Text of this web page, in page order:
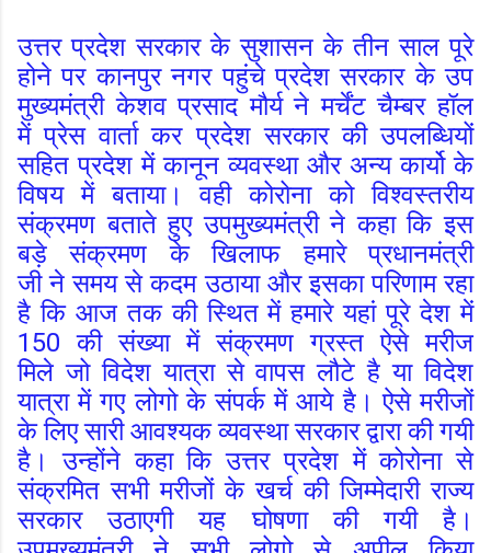
उत्तर प्रदेश सरकार के सुशासन के तीन साल पूरे
होने पर कानपुर नगर पहुंचे प्रदेश सरकार के उप
मुख्यमंत्री केशव प्रसाद मौर्य ने मर्चेंट चैम्बर हॉल
में प्रेस वार्ता कर प्रदेश सरकार की उपलब्धियों
सहित प्रदेश में कानून व्यवस्था और अन्य कार्यो के
विषय में बताया। वही कोरोना को विश्वस्तरीय
संक्रमण बताते हुए उपमुख्यमंत्री ने कहा कि इस
बड़े संक्रमण के खिलाफ हमारे प्रधानमंत्री
जी ने समय से कदम उठाया और इसका परिणाम रहा
है कि आज तक की स्थित में हमारे यहां पूरे देश में
150 की संख्या में संक्रमण ग्रस्त ऐसे मरीज
मिले जो विदेश यात्रा से वापस लौटे है या विदेश
यात्रा में गए लोगो के संपर्क में आये है। ऐसे मरीजों
के लिए सारी आवश्यक व्यवस्था सरकार द्वारा की गयी
है। उन्होंने कहा कि उत्तर प्रदेश में कोरोना से
संक्रमित सभी मरीजों के खर्च की जिम्मेदारी राज्य
सरकार उठाएगी यह घोषणा की गयी है।